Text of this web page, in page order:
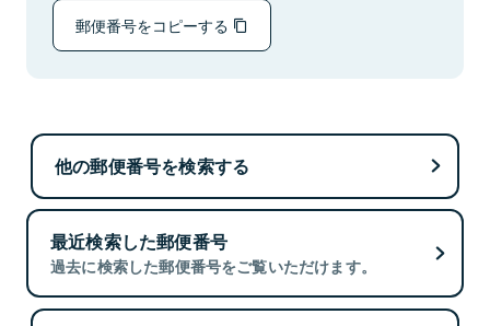
郵便番号をコピーする
他の郵便番号を検索する
最近検索した郵便番号
過去に検索した郵便番号をご覧いただけます。